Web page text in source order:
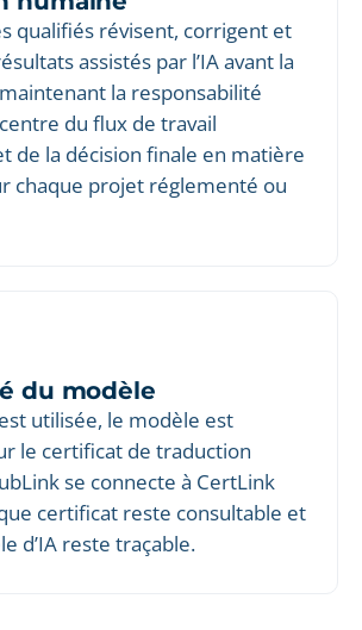
qualifiés révisent, corrigent et
assistés par l’IA avant la
la responsabilité
du flux de travail
de la décision finale en matière
chaque projet réglementé ou
du modèle
utilisée, le modèle est
le certificat de traduction
se connecte à CertLink
certificat reste consultable et
d’IA reste traçable.